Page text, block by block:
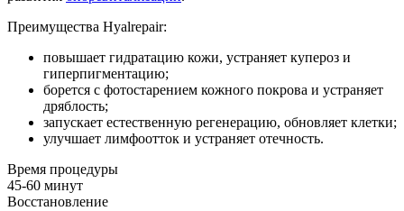
Преимущества Hyalrepair:
повышает гидратацию кожи, устраняет купероз и
гиперпигментацию;
борется с фотостарением кожного покрова и устраняет
дряблость;
запускает естественную регенерацию, обновляет клетки;
улучшает лимфоотток и устраняет отечность.
Время процедуры
45-60 минут
Восстановление